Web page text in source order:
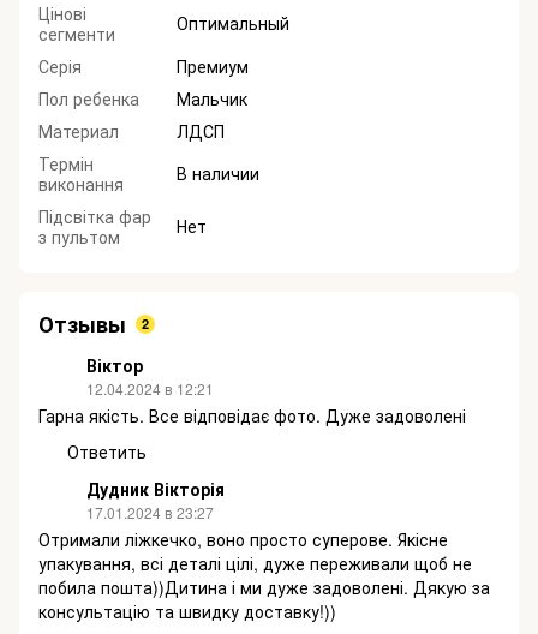
Цінові
сегменти
Оптимальный
Серія
Премиум
Пол ребенка
Мальчик
Материал
ЛДСП
Термін
виконання
В наличии
Підсвітка фар
з пультом
Нет
Отзывы 2
Віктор
12.04.2024 в 12:21
Гарна якість. Все відповідає фото. Дуже задоволені
Ответить
Дудник Вікторія
17.01.2024 в 23:27
Отримали ліжкечко, воно просто суперове. Якісне
упакування, всі деталі цілі, дуже переживали щоб не
побила пошта))Дитина і ми дуже задоволені. Дякую за
консультацію та швидку доставку!))